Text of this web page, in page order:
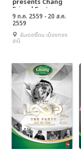
presents Chang
Friend Fest
9 ก.ค. 2559 - 20 ส.ค.
2559
ธันเดอร์โดม เมืองทอง
ธานี